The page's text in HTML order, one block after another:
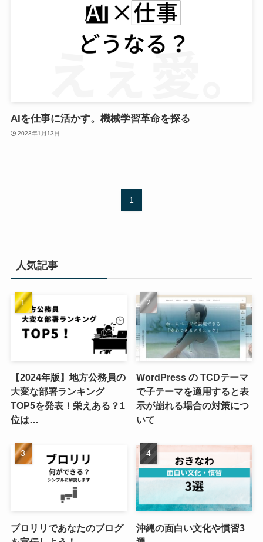
AIを仕事に活かす。機械学習革命を探る
2023年1月13日
1
人気記事
【2024年版】地方公務員の
大変な部署ランキング
TOP5を発表！栄えある？1
位は…
WordPress の TCDテーマ
で子テーマを適用すると表
示が崩れる場合の対策につ
いて
ブロリリであなたのブログ
沖縄の面白い文化や慣習3